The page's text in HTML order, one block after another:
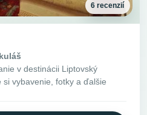
6 recenzií
v destinácii Liptovský
si vybavenie, fotky a ďalšie